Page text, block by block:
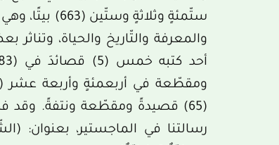
ستّمئةٍ
والمعرفة والتّاريخ والحياة،
(65) قصيدةً ومقطّعة ونتفةً. وقد
رسالتنا في الماجستير، بعنوان: